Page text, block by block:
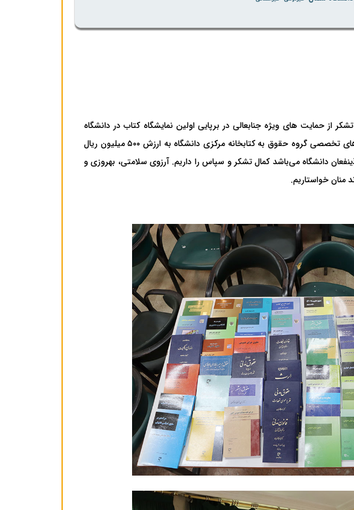
حمایت های ویژه جنابعالی در برپایی اولین نمایشگاه کتاب در دانشگاه
شمال با حضور ناشرین مطرح کشور، از خرید و اهداء کتاب‌های تخصصی گروه حقوق به کتابخانه مرکزی دانشگاه به ارزش ۵۰۰ میلیون ریال
دانشگاه می‌باشد کمال تشکر و سپاس را داریم. آرزوی سلامتی، بهروزی و
منان خواستاریم.